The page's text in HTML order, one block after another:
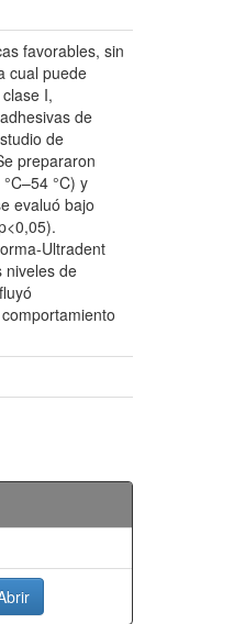
favorables, sin
cual puede
I,
de
de
prepararon
°C) y
evaluó bajo
Ultradent
niveles de